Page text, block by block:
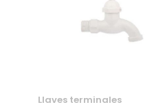
Llaves terminales